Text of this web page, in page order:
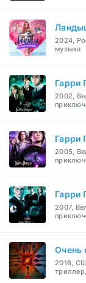
2024,
музыка
Гарри
2002,
Гарри
2005,
Гарри
2007,
Очень
2016,